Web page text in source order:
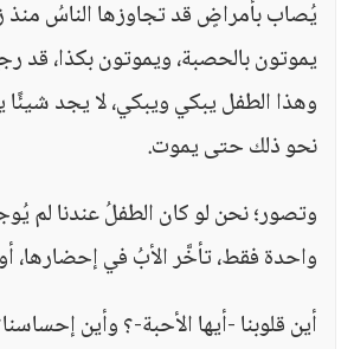
يُصاب بأمراضٍ قد تجاوزها الناسُ منذ
يموتون بالحصبة، ويموتون بكذا، قد
وهذا الطفل يبكي ويبكي، لا يجد شيئًا
نحو ذلك حتى يموت.
وتصور؛ نحن لو كان الطفلُ عندنا لم
واحدة فقط، تأخَّر الأبُ في إحضارها،
أين قلوبنا -أيها الأحبة-؟ وأين